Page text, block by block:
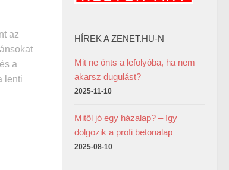
az
a
lenti
HÍREK A ZENET.HU-N
Mit ne önts a lefolyóba, ha nem
akarsz dugulást?
2025-11-10
Mitől jó egy házalap? – így
dolgozik a profi betonalap
2025-08-10